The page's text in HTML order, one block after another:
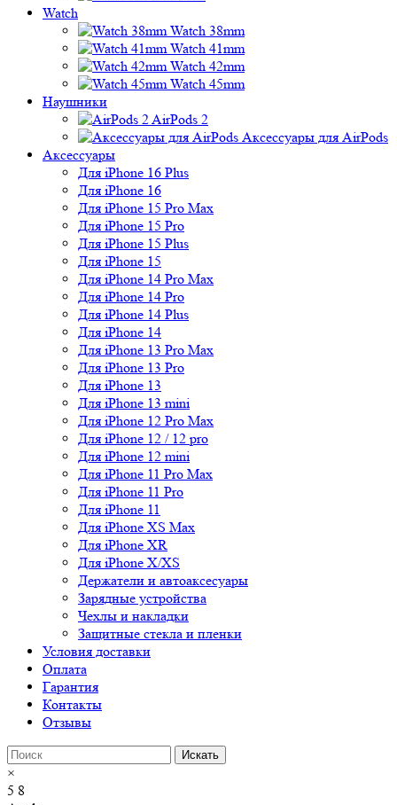
Watch
Watch 38mm
Watch 41mm
Watch 42mm
Watch 45mm
Наушники
AirPods 2
Аксессуары для AirPods
Аксессуары
Для iPhone 16 Plus
Для iPhone 16
Для iPhone 15 Pro Max
Для iPhone 15 Pro
Для iPhone 15 Plus
Для iPhone 15
Для iPhone 14 Pro Max
Для iPhone 14 Pro
Для iPhone 14 Plus
Для iPhone 14
Для iPhone 13 Pro Max
Для iPhone 13 Pro
Для iPhone 13
Для iPhone 13 mini
Для iPhone 12 Pro Max
Для iPhone 12 / 12 pro
Для iPhone 12 mini
Для iPhone 11 Pro Max
Для iPhone 11 Pro
Для iPhone 11
Для iPhone XS Max
Для iPhone XR
Для iPhone X/XS
Держатели и автоаксесуары
Зарядные устройства
Чехлы и накладки
Защитные стекла и пленки
Условия доставки
Оплата
Гарантия
Контакты
Отзывы
×
5 8